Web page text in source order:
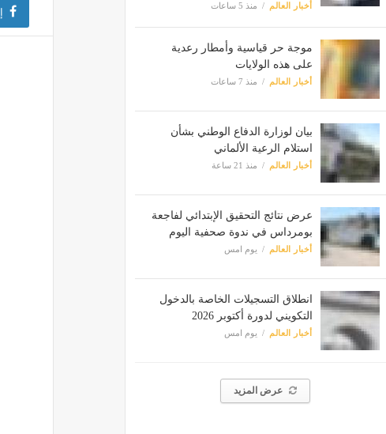
أخبار العالم منذ 5 ساعات
موجة حر قياسية وأمطار رعدية
على هذه الولايات
أخبار العالم منذ 7 ساعات
بيان لوزارة الدفاع الوطني بشأن
استلام الرعية الألماني
أخبار العالم منذ 21 ساعة
عرض نتائج التحقيق الإبتدائي لفاجعة
بومرداس في ندوة صحفية اليوم
أخبار العالم يوم امس
انطلاق التسجيلات الخاصة بالدخول
التكويني لدورة أكتوبر 2026
أخبار العالم يوم امس
عرض المزيد